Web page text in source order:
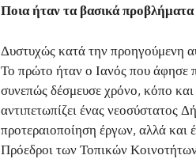
Ποια ήταν τα βασικά
Δυστυχώς κατά την προηγούμενη
Το πρώτο ήταν ο Ιανός που άφησε
συνεπώς δέσμευσε χρόνο, κόπο και
αντιπετωπίζει ένας νεοσύστατος
προτεραιοποίηση έργων, αλλά και
Πρόεδροι των Τοπικών